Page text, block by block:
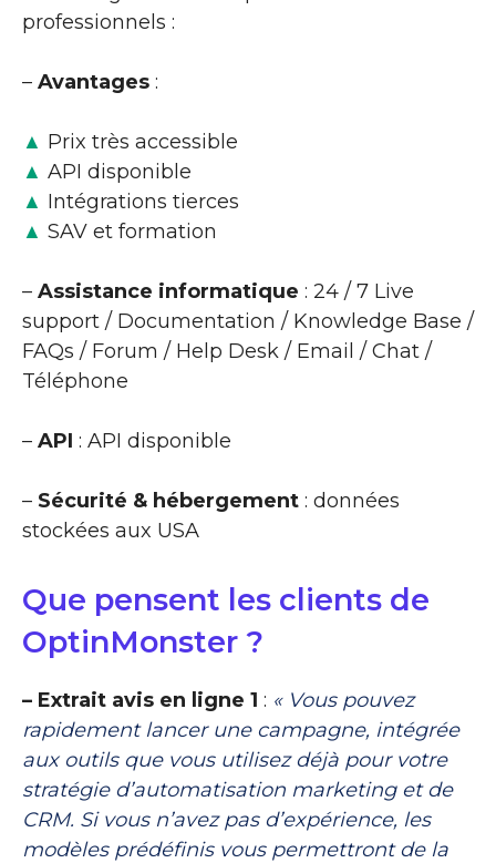
professionnels :
– Avantages :
▲ Prix très accessible
▲ API disponible
▲ Intégrations tierces
▲ SAV et formation
– Assistance informatique : 24 / 7 Live
support / Documentation / Knowledge Base /
FAQs / Forum / Help Desk / Email / Chat /
Téléphone
– API : API disponible
– Sécurité & hébergement : données
stockées aux USA
Que pensent les clients de
OptinMonster ?
– Extrait avis en ligne 1 : « Vous pouvez
rapidement lancer une campagne, intégrée
aux outils que vous utilisez déjà pour votre
stratégie d’automatisation marketing et de
CRM. Si vous n’avez pas d’expérience, les
modèles prédéfinis vous permettront de la